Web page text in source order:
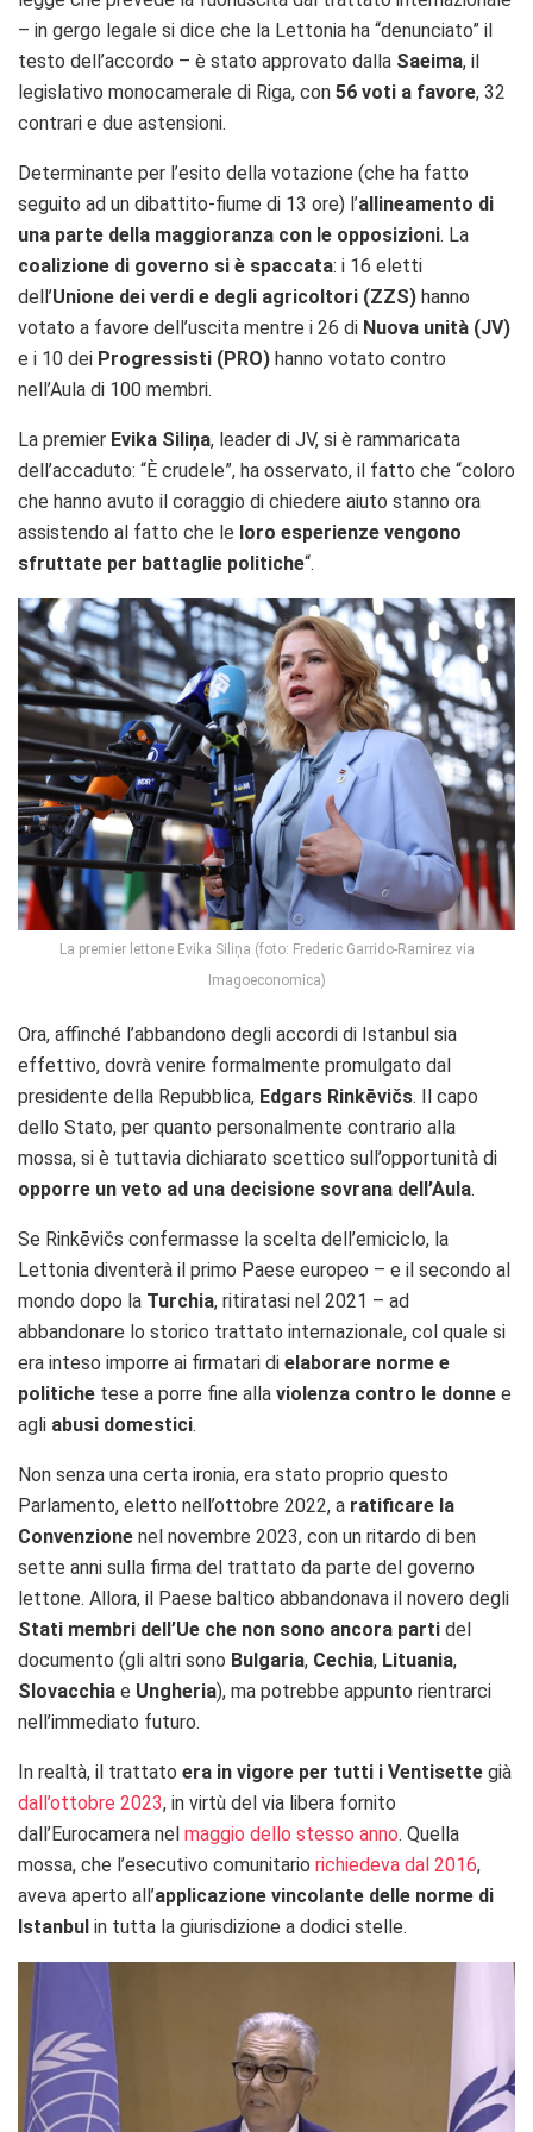
– in gergo legale si dice che la Lettonia ha “denunciato” il
testo dell’accordo – è stato approvato dalla Saeima, il
legislativo monocamerale di Riga, con 56 voti a favore, 32
contrari e due astensioni.
Determinante per l’esito della votazione (che ha fatto
seguito ad un dibattito-fiume di 13 ore) l’allineamento di
una parte della maggioranza con le opposizioni. La
coalizione di governo si è spaccata: i 16 eletti
dell’Unione dei verdi e degli agricoltori (ZZS) hanno
votato a favore dell’uscita mentre i 26 di Nuova unità (JV)
e i 10 dei Progressisti (PRO) hanno votato contro
nell’Aula di 100 membri.
La premier Evika Siliņa, leader di JV, si è rammaricata
dell’accaduto: “È crudele”, ha osservato, il fatto che “coloro
che hanno avuto il coraggio di chiedere aiuto stanno ora
assistendo al fatto che le loro esperienze vengono
sfruttate per battaglie politiche“.
La premier lettone Evika Siliņa (foto: Frederic Garrido-Ramirez via
Imagoeconomica)
Ora, affinché l’abbandono degli accordi di Istanbul sia
effettivo, dovrà venire formalmente promulgato dal
presidente della Repubblica, Edgars Rinkēvičs. Il capo
dello Stato, per quanto personalmente contrario alla
mossa, si è tuttavia dichiarato scettico sull’opportunità di
opporre un veto ad una decisione sovrana dell’Aula.
Se Rinkēvičs confermasse la scelta dell’emiciclo, la
Lettonia diventerà il primo Paese europeo – e il secondo al
mondo dopo la Turchia, ritiratasi nel 2021 – ad
abbandonare lo storico trattato internazionale, col quale si
era inteso imporre ai firmatari di elaborare norme e
politiche tese a porre fine alla violenza contro le donne e
agli abusi domestici.
Non senza una certa ironia, era stato proprio questo
Parlamento, eletto nell’ottobre 2022, a ratificare la
Convenzione nel novembre 2023, con un ritardo di ben
sette anni sulla firma del trattato da parte del governo
lettone. Allora, il Paese baltico abbandonava il novero degli
Stati membri dell’Ue che non sono ancora parti del
documento (gli altri sono Bulgaria, Cechia, Lituania,
Slovacchia e Ungheria), ma potrebbe appunto rientrarci
nell’immediato futuro.
In realtà, il trattato era in vigore per tutti i Ventisette già
dall’ottobre 2023, in virtù del via libera fornito
dall’Eurocamera nel maggio dello stesso anno. Quella
mossa, che l’esecutivo comunitario richiedeva dal 2016,
aveva aperto all’applicazione vincolante delle norme di
Istanbul in tutta la giurisdizione a dodici stelle.